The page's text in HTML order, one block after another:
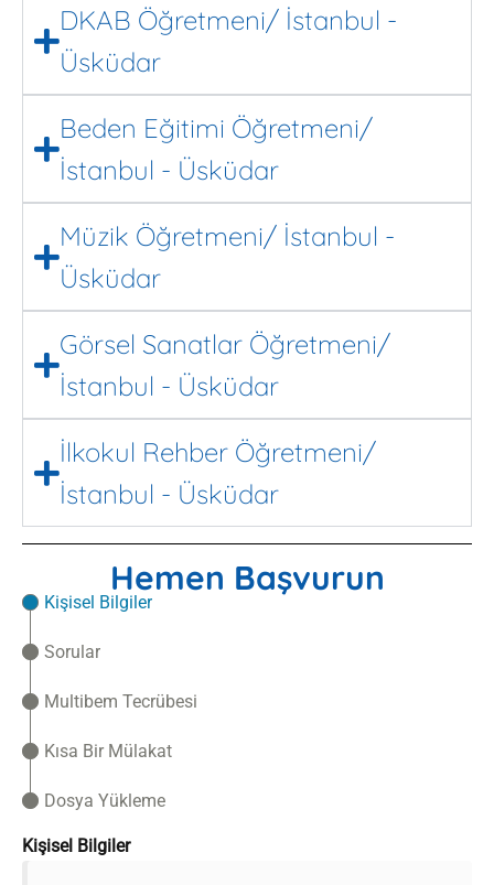
DKAB Öğretmeni/ İstanbul -
Üsküdar
Beden Eğitimi Öğretmeni/
İstanbul - Üsküdar
Müzik Öğretmeni/ İstanbul -
Üsküdar
Görsel Sanatlar Öğretmeni/
İstanbul - Üsküdar
İlkokul Rehber Öğretmeni/
İstanbul - Üsküdar
Hemen Başvurun
Kişisel Bilgiler
Sorular
Multibem Tecrübesi
Kısa Bir Mülakat
Dosya Yükleme
Kişisel Bilgiler